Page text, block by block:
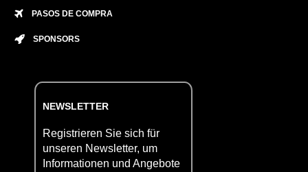
PASOS DE COMPRA
SPONSORS
NEWSLETTER
Registrieren Sie sich für
unseren Newsletter, um
Informationen und Angebote